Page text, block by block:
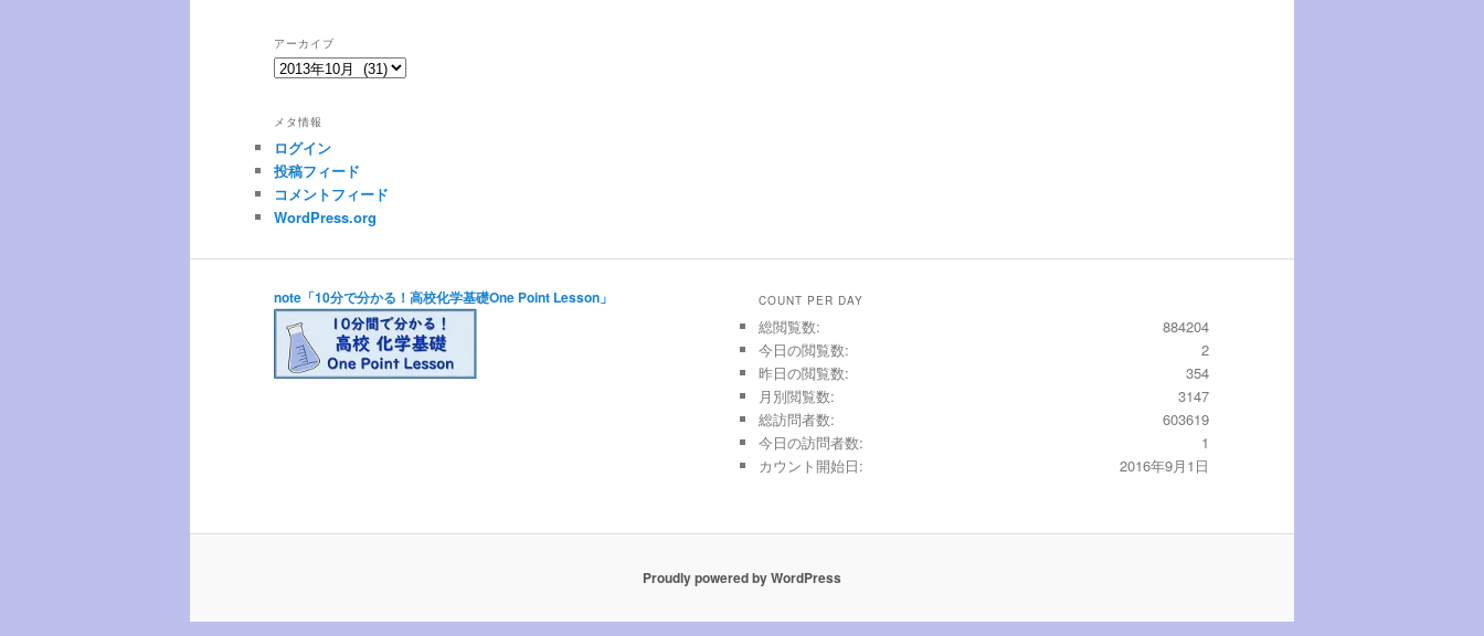
アーカイブ
ア
イ
ブ
メタ情報
ログイン
投稿フィード
コメントフィード
WordPress.org
note「10分で分かる！高校化学基礎One Point Lesson」 COUNT PER DAY
884204
総閲覧数:
2
今日の閲覧数:
354
昨日の閲覧数:
3147
月別閲覧数:
603619
総訪問者数:
1
今日の訪問者数:
2016年9月1日
カウント開始日:
Proudly powered by WordPress